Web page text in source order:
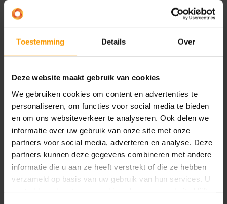
Toestemming Details Over
Deze website maakt gebruik van cookies
We gebruiken cookies om content en advertenties te
personaliseren, om functies voor social media te bieden
en om ons websiteverkeer te analyseren. Ook delen we
informatie over uw gebruik van onze site met onze
partners voor social media, adverteren en analyse. Deze
partners kunnen deze gegevens combineren met andere
informatie die u aan ze heeft verstrekt of die ze hebben
verzameld op basis van uw gebruik van hun services. U
in beide gevallen ondersteuning bieden.
Development